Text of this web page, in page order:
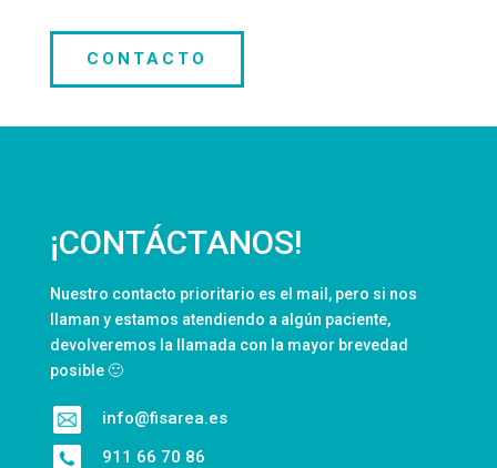
CONTACTO
¡CONTÁCTANOS!
Nuestro contacto prioritario es el mail, pero si nos
llaman y estamos atendiendo a algún paciente,
devolveremos la llamada con la mayor brevedad
posible 🙂
info@fisarea.es
911 66 70 86